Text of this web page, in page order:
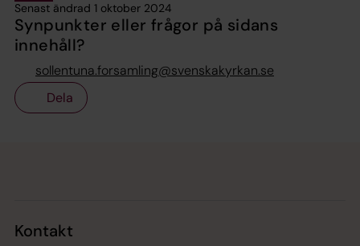
Senast ändrad 1 oktober 2024
Synpunkter eller frågor på sidans
innehåll?
sollentuna.forsamling@svenskakyrkan.se
Dela
Kontakt